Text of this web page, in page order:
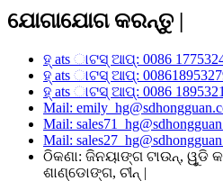
ଯୋଗାଯୋଗ କରନ୍ତୁ |
ହ୍ ats ାଟସ୍ ଆପ୍: 0086
ହ୍ ats ାଟସ୍ ଆପ୍:
ହ୍ ats ାଟସ୍ ଆପ୍: 0086
Mail:
Mail:
Mail:
ଠିକଣା: ଜିନୟାଙ୍ଗ ଟାଉନ୍, ୱୁଡି
ଶାଣ୍ଡୋଙ୍ଗ, ଚୀନ୍ |